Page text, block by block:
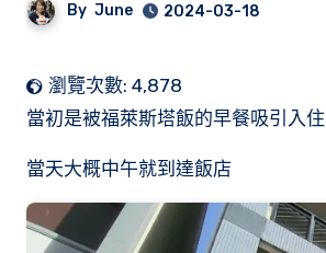
By June 2024-03-18
瀏覽次數: 4,878
當初是被福萊斯塔飯的早餐吸引入住
當天大概中午就到達飯店